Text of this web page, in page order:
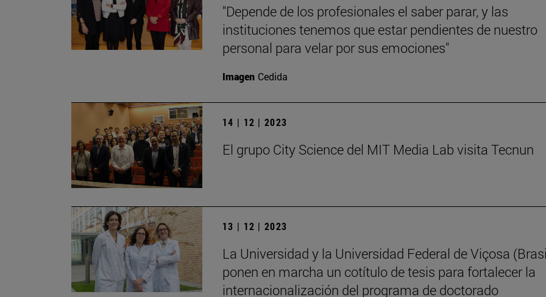
"Depende de los profesionales el saber parar, y las
instituciones tenemos que estar pendientes de nuestro
personal para velar por sus emociones"
Imagen Cedida
14 | 12 | 2023
El grupo City Science del MIT Media Lab visita Tecnun
13 | 12 | 2023
La Universidad y la Universidad Federal de Viçosa
ponen en marcha un cotítulo de tesis para fortalecer la
internacionalización del programa de doctorado